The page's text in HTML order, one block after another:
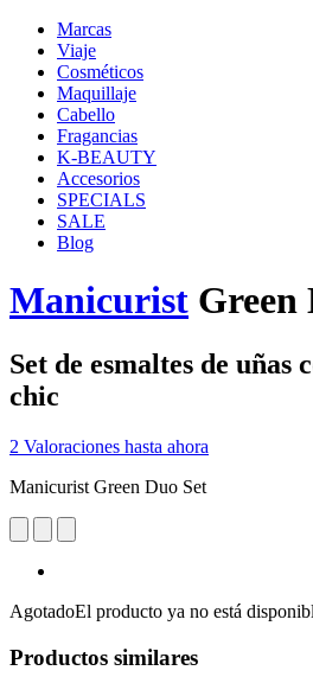
Marcas
Viaje
Cosméticos
Maquillaje
Cabello
Fragancias
K-BEAUTY
Accesorios
SPECIALS
SALE
Blog
Manicurist Green
Set de esmaltes de
chic
2 Valoraciones hasta ahora
Manicurist Green Duo Set
AgotadoEl producto ya no está
Productos similares